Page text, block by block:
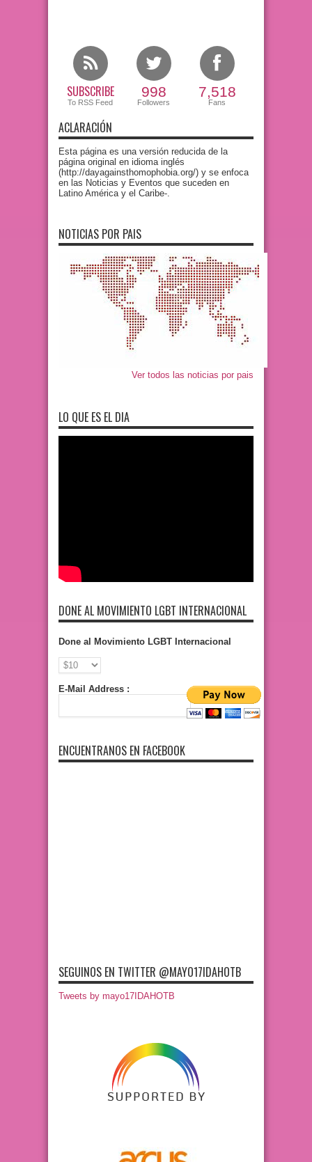
SUBSCRIBE
To RSS Feed
998
Followers
7,518
Fans
ACLARACIÓN
Esta página es una versión reducida de la
página original en idioma inglés
(http://dayagainsthomophobia.org/) y se enfoca
en las Noticias y Eventos que suceden en
Latino América y el Caribe-.
NOTICIAS POR PAIS
Ver todos las noticias por pais
LO QUE ES EL DIA
DONE AL MOVIMIENTO LGBT INTERNACIONAL
Done al Movimiento LGBT Internacional
E-Mail Address :
ENCUENTRANOS EN FACEBOOK
SEGUINOS EN TWITTER @MAYO17IDAHOTB
Tweets by mayo17IDAHOTB